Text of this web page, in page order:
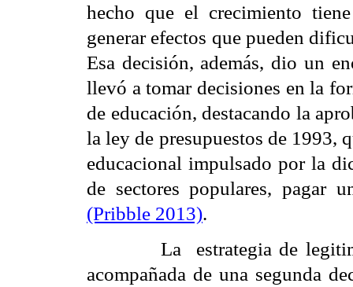
hecho que el crecimiento
generar efectos que pueden
Esa decisión, además, dio un
llevó a tomar decisiones en la
de educación, destacando la
la ley de presupuestos de 1993,
educacional impulsado por la
de sectores populares, pagar
(Pribble 2013).
La estrategia de
acompañada de una segunda